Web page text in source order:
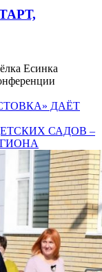
Есинка
ДАЁТ
САДОВ –